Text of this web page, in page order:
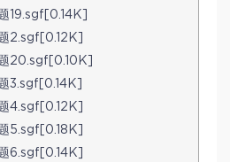
19.sgf[0.14K]
2.sgf[0.12K]
20.sgf[0.10K]
3.sgf[0.14K]
4.sgf[0.12K]
5.sgf[0.18K]
6.sgf[0.14K]